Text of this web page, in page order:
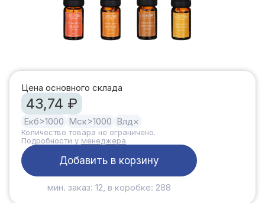
Цена основного склада
43,74 ₽
Екб>1000 Мск>1000 Влд ×
Количество товара не ограничено.
Подробности у менеджера.
Добавить в корзину
мин. заказ: 12, в коробке: 288